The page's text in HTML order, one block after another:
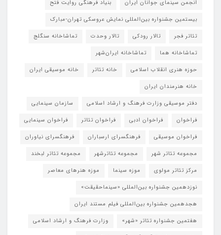
انجمن سینمای جوانان ایران
بنیاد فرهنگی روایت فتح
بیستمین جشنواره بین‌المللی نمایش عروسکی تهران-مبارک
تئاتر فجر
تالار رودکی تالار وحدت
تماشاخانه سنگلج
تماشاخانه هما
تماشاخانه‌ ایران‌شهر
حوزه هنری انقلاب اسلامی
خانه تئاتر
خانه موسیقی ایران
خانه هنرمندان ایران
دفتر موسیقی وزارت فرهنگ و ارشاد اسلامی
سازمان سینمایی
فراخوان
فراخوان ادبی فراخوان تئاتر
فراخوان سینمایی
فراخوان موسیقی
فرهنگسرای ارسباران
فرهنگسرای نیاوران
مجموعه تئاتر شهر
مجموعه تئاترشهر
مجموعه تئاتر لبخند
مرکز تئاتر مولوی
موزه سینما
موزه هنرهای معاصر
نوزدهمین جشنواره بین‌المللی «سینماحقیقت»
هجدهمین جشنواره بین‌المللی فیلم مستند ایران
هفتمین جشنواره تئاتر «شهر»
وزارت فرهنگ و ارشاد اسلامی